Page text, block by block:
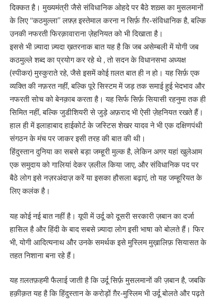
दिक्कत है। मुख्यमंत्री जैसे संविधानिक ओहदे पर बैठे शख़्स का मुसलमानों
के लिए “कठमुल्ला” लफ़्ज़ इस्तेमाल करना न सिर्फ़ ग़ैर-संविधानिक है, बल्कि
उनकी नफरती फिरक़ावाराना ज़ेहनियत को भी दिखाता है।
इससे भी ज़्यादा ज़्यदा ख़तरनाक बात यह है कि जब असेम्बली में योगी जब
कठमुल्ले शब्द का प्रयोग कर रहे थे , तो सदन के विधानसभा अध्यक्ष
(स्पीकर) मुस्कुराते रहे, जैसे इसमें कोई ग़लत बात ही न हो। यह सिर्फ़ एक
व्यक्ति की नफ़रत नहीं, बल्कि पूरे सिस्टम में जड़ तक समाई हुई भेदभाव और
नफरती सोच को बेनक़ाब करता है। यह सिर्फ सिर्फ़ सियासी रहनुमा तक ही
सिमित नहीं, बल्कि जुडीशियरी से जुड़े अफ़राद भी ऐसी ज़ेहनियत रखते हैं।
हाल ही में इलाहाबाद हाईकोर्ट के जस्टिस शेखर यादव ने भी एक दक्षिणपंथी
संगठन के मंच पर जाकर इसी तरह की बात की थी।
हिंदुस्तान दुनिया का सबसे बड़ा जम्हूरी मुल्क है, लेकिन अगर यहां खुलेआम
एक समुदाय को गालियां देकर ज़लील किया जाए, और संविधानिक पद पर
बैठे लोग इसे नज़रअंदाज़ करें या इसका हौसला बढ़ाएं, तो यह जम्हूरियत के
लिए कलंक है।
यह कोई नई बात नहीं है। यूपी में उर्दू को दूसरी सरकारी ज़बान का दर्जा
हासिल है और हिंदी के बाद सबसे ज़्यादा लोग इसी भाषा को बोलते हैं। फिर
भी, योगी आदित्यनाथ और उनके समर्थक इसे मुस्लिम मुख़ालिफ़ सियासत के
तहत निशाना बना रहे हैं।
यह ग़लतफ़हमी फैलाई जाती है कि उर्दू सिर्फ़ मुसलमानों की ज़बान है, जबकि
हक़ीक़त यह है कि हिंदुस्तान के करोड़ों ग़ैर-मुस्लिम भी उर्दू बोलते और पढ़ते